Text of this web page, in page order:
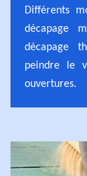
Différents
décapage
décapage
peindre le
ouvertures.